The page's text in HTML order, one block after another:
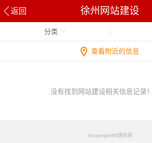
返回 徐州网站建设
分类
查看附近的信息
没有找到网站建设相关信息记录！
©copyright88便民网